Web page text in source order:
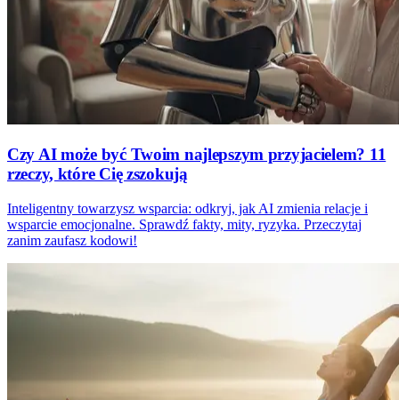
Czy AI może być Twoim najlepszym przyjacielem? 11
rzeczy, które Cię zszokują
Inteligentny towarzysz wsparcia: odkryj, jak AI zmienia relacje i
wsparcie emocjonalne. Sprawdź fakty, mity, ryzyka. Przeczytaj
zanim zaufasz kodowi!